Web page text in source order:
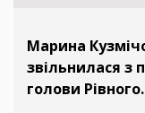
Марина
звільнилася з
голови Рівного.